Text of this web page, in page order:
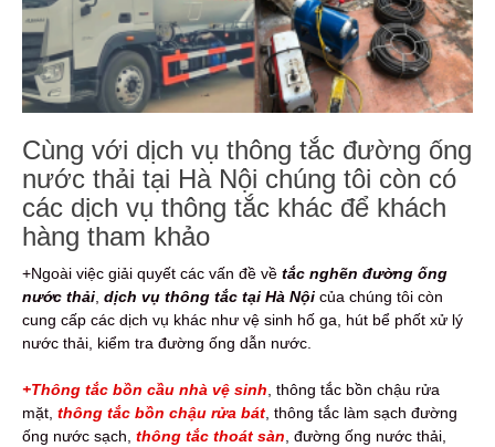
Cùng với dịch vụ thông tắc đường ống
nước thải tại Hà Nội chúng tôi còn có
các dịch vụ thông tắc khác để khách
hàng tham khảo
+Ngoài việc giải quyết các vấn đề về tắc nghẽn đường ống
nước thải, dịch vụ thông tắc tại Hà Nội của chúng tôi còn
cung cấp các dịch vụ khác như vệ sinh hố ga, hút bể phốt xử lý
nước thải, kiểm tra đường ống dẫn nước.
+Thông tắc bồn cầu nhà vệ sinh, thông tắc bồn chậu rửa
mặt, thông tắc bồn chậu rửa bát, thông tắc làm sạch đường
ống nước sạch, thông tắc thoát sàn, đường ống nước thải,